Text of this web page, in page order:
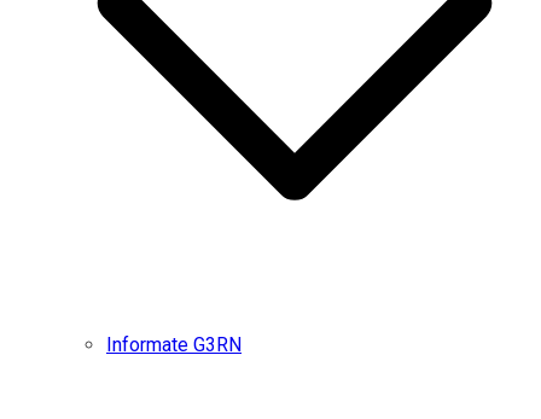
Informate G3RN